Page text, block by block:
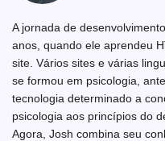
A jornada de
anos, quando ele aprendeu
site. Vários sites e várias
se formou em psicologia,
tecnologia determinado a
psicologia aos princípios do
Agora, Josh combina seu